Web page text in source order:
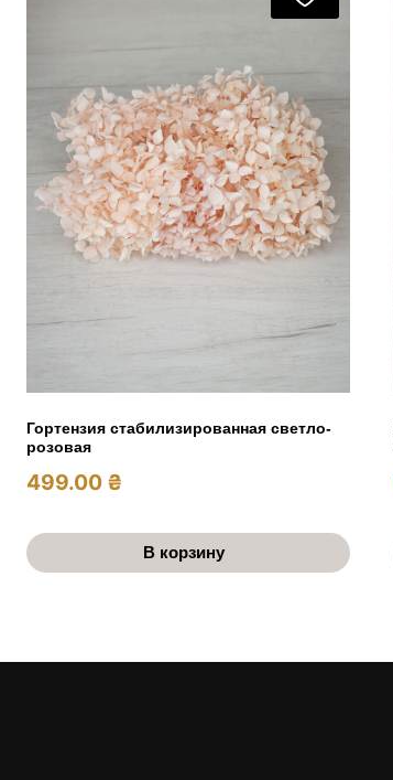
Гортензия стабилизированная светло-
розовая
499.00 ₴
В корзину